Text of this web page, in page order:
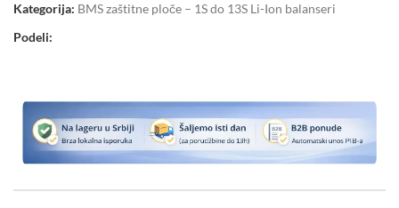
Kategorija: BMS zaštitne ploče – 1S do 13S Li-Ion balanseri
Podeli: